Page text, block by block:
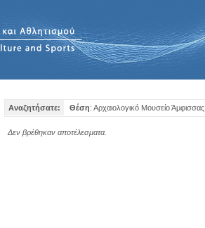
Αναζητήσατε: Θέση: Αρχαιολογικό Μουσείο Άμφισσας
Δεν βρέθηκαν αποτέλεσματα.